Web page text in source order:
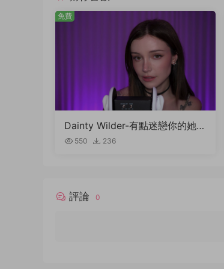
Dainty Wilder-有點迷戀你的她，
親手給你做ASMR理發…
550 236
免費
評論 0